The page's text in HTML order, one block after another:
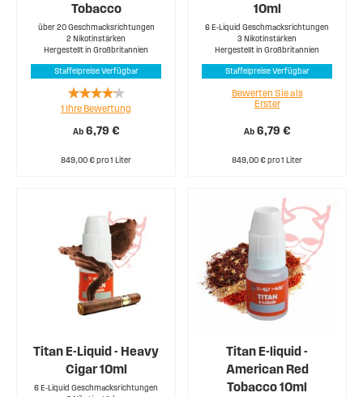
Tobacco
über 20 Geschmacksrichtungen
2 Nikotinstärken
Hergestellt in Großbritannien
Staffelpreise Verfügbar
Ab 6,79 €
Rating:
80%
1 Ihre Bewertung
849,00 € pro 1 Liter
10ml
6 E-Liquid Geschmacksrichtungen
3 Nikotinstärken
Hergestellt in Großbritannien
Staffelpreise Verfügbar
Ab 6,79 €
Bewerten Sie als
Erster
849,00 € pro 1 Liter
Titan E-Liquid - Heavy
Cigar 10ml
6 E-Liquid Geschmacksrichtungen
Titan E-liquid -
American Red
Tobacco 10ml